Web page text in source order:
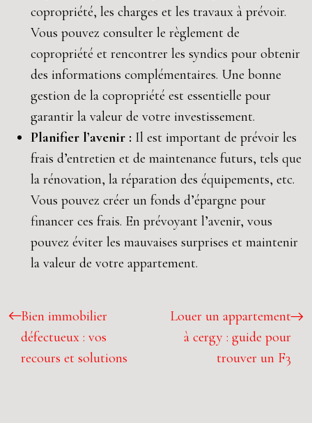
copropriété, les charges et les travaux à prévoir.
Vous pouvez consulter le règlement de
copropriété et rencontrer les syndics pour obtenir
des informations complémentaires. Une bonne
gestion de la copropriété est essentielle pour
garantir la valeur de votre investissement.
Planifier l’avenir : Il est important de prévoir les
frais d’entretien et de maintenance futurs, tels que
la rénovation, la réparation des équipements, etc.
Vous pouvez créer un fonds d’épargne pour
financer ces frais. En prévoyant l’avenir, vous
pouvez éviter les mauvaises surprises et maintenir
la valeur de votre appartement.
Bien immobilier
défectueux : vos
recours et solutions
Louer un appartement
à cergy : guide pour
trouver un F3